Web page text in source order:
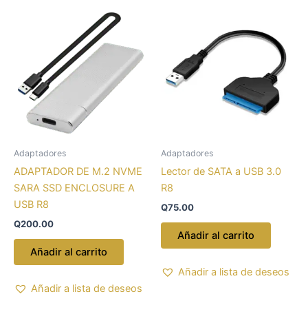
Adaptadores
ADAPTADOR DE M.2 NVME
SARA SSD ENCLOSURE A
USB R8
Q200.00
Añadir al carrito
Añadir a lista de deseos
Adaptadores
Lector de SATA a USB 3.0
R8
Q75.00
Añadir al carrito
Añadir a lista de deseos